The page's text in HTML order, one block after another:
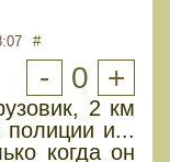
#
- 0 +
2 км
полиции и...
когда он